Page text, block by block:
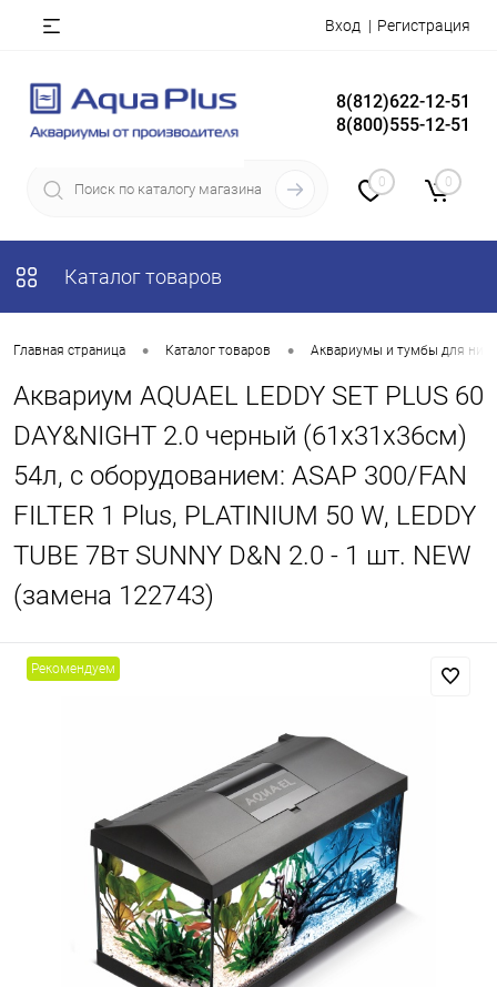
Вход Регистрация
8(812)622-12-51
8(800)555-12-51
0 0
Каталог товаров
Главная страница • Каталог товаров • Аквариумы и тумбы для них
Аквариум AQUAEL LEDDY SET PLUS 60
DAY&NIGHT 2.0 черный (61х31х36см)
54л, с оборудованием: ASAP 300/FAN
FILTER 1 Plus, PLATINIUM 50 W, LEDDY
TUBE 7Вт SUNNY D&N 2.0 - 1 шт. NEW
(замена 122743)
Рекомендуем